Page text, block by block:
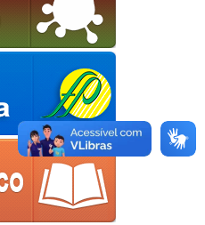
European Commission |